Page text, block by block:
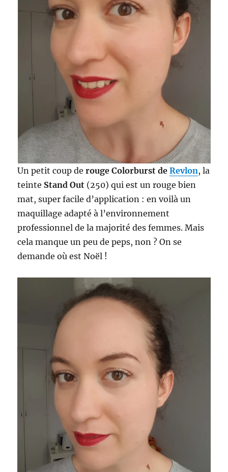
Un petit coup derouge Colorburst deRevlon, la
teinte Stand Out (250) qui est un rouge bien
mat, super facile d’application : en voilà un
maquillage adapté à l’environnement
professionnel de la majorité des femmes. Mais
cela manque un peu de peps, non ? On se
demande où est Noël !